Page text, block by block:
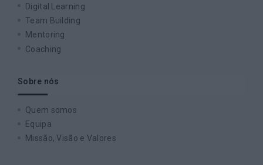
Digital Learning
Team Building
Mentoring
Coaching
Sobre nós
Quem somos
Equipa
Missão, Visão e Valores